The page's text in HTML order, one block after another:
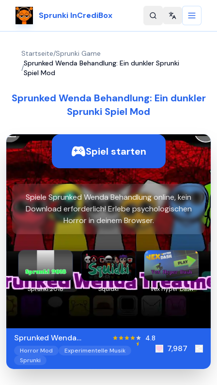
Sprunki InCrediBox Change
Startseite/Sprunki Game
/
Sprunked Wenda Behandlung: Ein dunkler Sprunki
Spiel Mod
Sprunked Wenda Behandlung: Ein dunkler
Sprunki Spiel Mod
Spiel starten
Spiele Sprunked Wenda Behandlung online, kein
Download erforderlich! Erlebe psychologischen
Horror in deinem Browser.
Sprunki 2018 Squidki Vex Hyper Dash
Sprunked Wenda
Treatment
4.8
Horror Mod
Experimentelle Musik
Sprunki
7,987